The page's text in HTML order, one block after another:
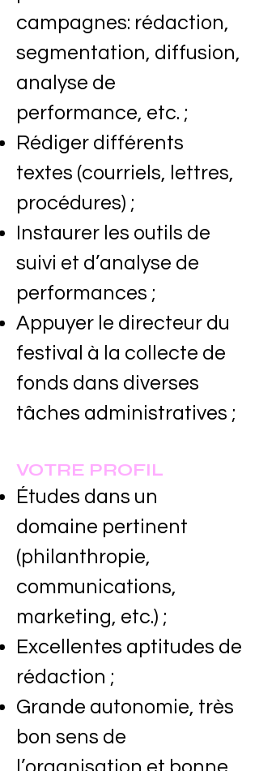
campagnes: rédaction,
segmentation, diffusion,
analyse de
performance, etc. ;
Rédiger différents
textes (courriels, lettres,
procédures) ;
Instaurer les outils de
suivi et d’analyse de
performances ;
Appuyer le directeur du
festival à la collecte de
fonds dans diverses
tâches administratives ;
VOTRE PROFIL
Études dans un
domaine pertinent
(philanthropie,
communications,
marketing, etc.) ;
Excellentes aptitudes de
rédaction ;
Grande autonomie, très
bon sens de